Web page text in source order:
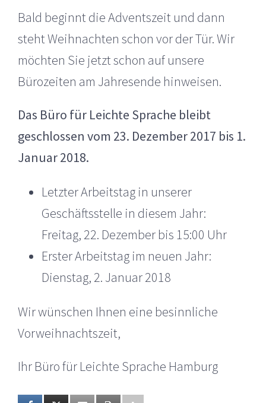
Bald beginnt die Adventszeit und dann
steht Weihnachten schon vor der Tür. Wir
möchten Sie jetzt schon auf unsere
Bürozeiten am Jahresende hinweisen.
Das Büro für Leichte Sprache bleibt
geschlossen vom 23. Dezember 2017 bis 1.
Januar 2018.
Letzter Arbeitstag in unserer
Geschäftsstelle in diesem Jahr:
Freitag, 22. Dezember bis 15:00 Uhr
Erster Arbeitstag im neuen Jahr:
Dienstag, 2. Januar 2018
Wir wünschen Ihnen eine besinnliche
Vorweihnachtszeit,
Ihr Büro für Leichte Sprache Hamburg